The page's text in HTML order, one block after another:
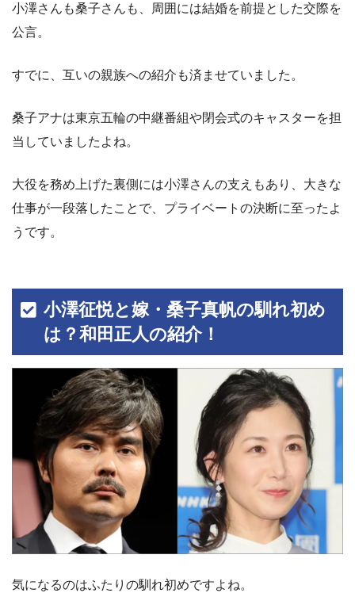
小澤さんも桑子さんも、周囲には結婚を前提とした交際を
公言。
すでに、互いの親族への紹介も済ませていました。
桑子アナは東京五輪の中継番組や閉会式のキャスターを担
当していましたよね。
大役を務め上げた裏側には小澤さんの支えもあり、大きな
仕事が一段落したことで、プライベートの決断に至ったよ
うです。
小澤征悦と嫁・桑子真帆の馴れ初め
は？和田正人の紹介！
気になるのはふたりの馴れ初めですよね。